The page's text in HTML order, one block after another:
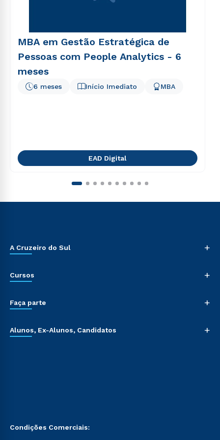
MBA em Gestão Estratégica de
Pessoas com People Analytics - 6
meses
Início Imediato
6 meses MBA
EAD Digital
A Cruzeiro do Sul +
Cursos +
Faça parte +
Alunos, Ex-Alunos, Candidatos +
Condições Comerciais: